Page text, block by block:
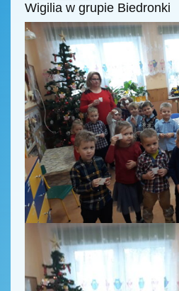
Wigilia w grupie Biedronki